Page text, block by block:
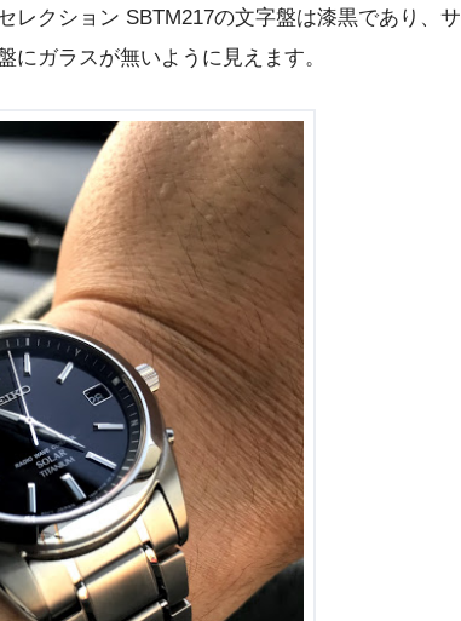
レクション SBTM217の文字盤は漆黒であり、サ
ガラスが無いように見えます。